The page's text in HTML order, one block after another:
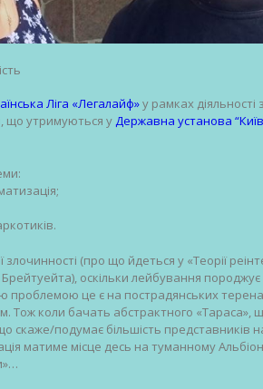
Ліга «Легалайф»у рамках діяльності
що утримуються уДержавна установа
злочинності (про що йдеться у «Теорії
оскільки лейбування
проблемою це є на пострадянських
коли бачать абстрактного «Тараса»,
скаже/подумає більшість представників
матиме місце десь на туманному